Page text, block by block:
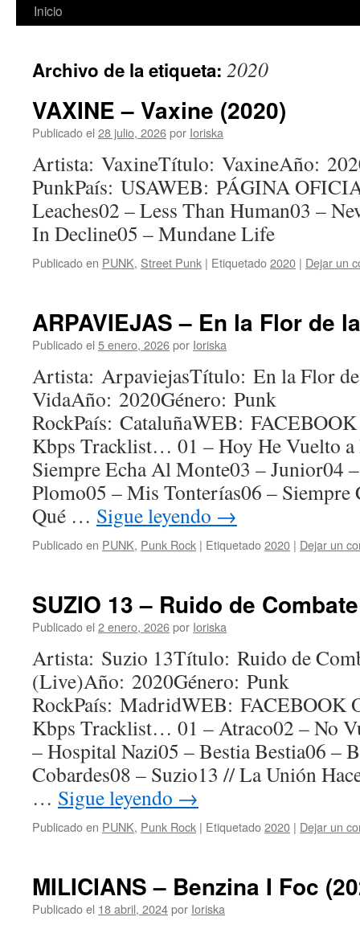
Inicio
Archivo de la etiqueta: 2020
VAXINE – Vaxine (2020)
Publicado el 28 julio, 2026por Ioriska
Artista: VaxineTítulo: VaxineAño:
PunkPaís: USAWEB: PÁGINA
Leaches02 – Less Than Human03 –
In Decline05 – Mundane Life
Publicado en PUNK, Street Punk | Etiquetado2020 | Dejar un
ARPAVIEJAS – En la Flor de
Publicado el 5 enero, 2026por Ioriska
Artista: ArpaviejasTítulo: En la Flor
VidaAño: 2020Género: Punk
RockPaís: CataluñaWEB:
Kbps Tracklist… 01 – Hoy He Vuelto a
Siempre Echa Al Monte03 – Junior04
Plomo05 – Mis Tonterías06 – Siempre
Qué … Sigue leyendo →
Publicado en PUNK, Punk Rock | Etiquetado2020 | Dejar un
SUZIO 13 – Ruido de
Publicado el 2 enero, 2026por Ioriska
Artista: Suzio 13Título: Ruido de
(Live)Año: 2020Género: Punk
RockPaís: MadridWEB: FACEBOOK
Kbps Tracklist… 01 – Atraco02 – No
– Hospital Nazi05 – Bestia Bestia06 –
Cobardes08 – Suzio13 // La Unión
… Sigue leyendo →
Publicado en PUNK, Punk Rock | Etiquetado2020 | Dejar un
MILICIANS – Benzina I Foc
Publicado el 18 abril, 2024por Ioriska